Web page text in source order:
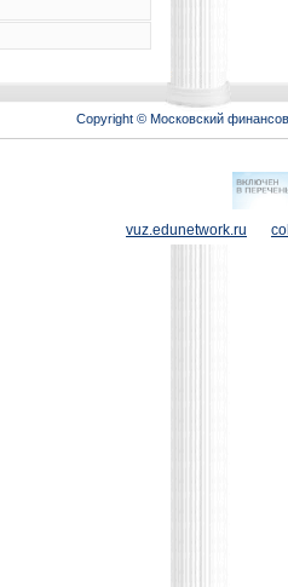
Copyright © Московский
vuz.edunetwork.ru